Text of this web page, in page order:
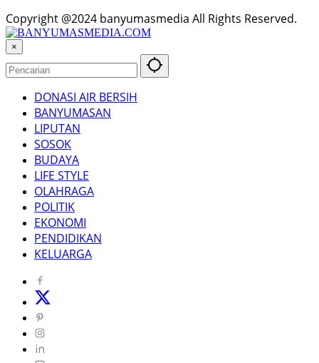
Copyright @2024 banyumasmedia All Rights Reserved.
×
DONASI AIR BERSIH
BANYUMASAN
LIPUTAN
SOSOK
BUDAYA
LIFE STYLE
OLAHRAGA
POLITIK
EKONOMI
PENDIDIKAN
KELUARGA